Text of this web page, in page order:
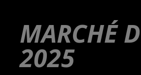
MARCHÉ
2025